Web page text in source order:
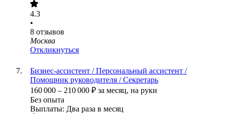
4.3
•
8 отзывов
Москва
Откликнуться
Бизнес-ассистент / Персональный ассистент /
Помощник руководителя / Секретарь
160 000 – 210 000 ₽ за месяц, на руки
Без опыта
Выплаты: Два раза в месяц